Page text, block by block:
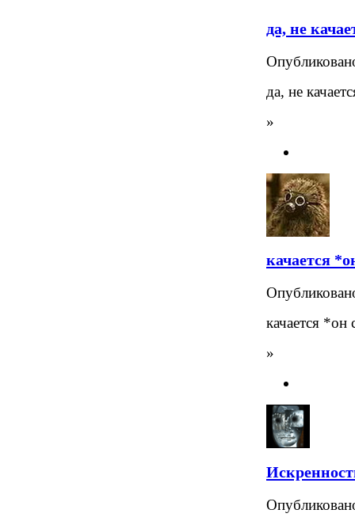
да, не
да, не
»
качается
качается *он
»